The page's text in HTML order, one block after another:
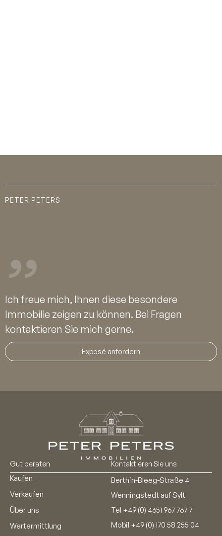
PETER PETERS
Ich freue mich, Ihnen diese besondere
Immobilie zeigen zu können. Bei Fragen
kontaktieren Sie mich gerne.
Exposé anfordern
Gut beraten
Kaufen
Verkaufen
Über uns
Wertermittlung
Kontaktieren Sie uns
Berthin-Bleeg-Straße 4
Wenningstedt auf Sylt
Tel +49 (0) 4651 967 767 7
Mobil +49 (0) 170 58 255 04